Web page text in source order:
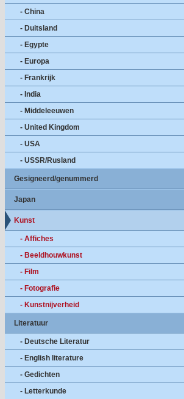
- China
- Duitsland
- Egypte
- Europa
- Frankrijk
- India
- Middeleeuwen
- United Kingdom
- USA
- USSR/Rusland
Gesigneerd/genummerd
Japan
Kunst
- Affiches
- Beeldhouwkunst
- Film
- Fotografie
- Kunstnijverheid
Literatuur
- Deutsche Literatur
- English literature
- Gedichten
- Letterkunde